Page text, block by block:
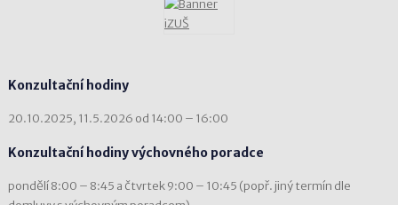
Konzultační hodiny
20.10.2025, 11.5.2026 od 14:00 – 16:00
Konzultační hodiny výchovného poradce
pondělí 8:00 – 8:45 a čtvrtek 9:00 – 10:45 (popř. jiný termín dle